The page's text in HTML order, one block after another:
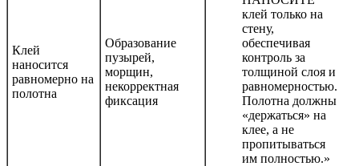
Клей
наносится
равномерно на
полотна
Образование
пузырей,
морщин,
некорректная
фиксация
клей только на
стену,
обеспечивая
контроль за
толщиной слоя и
равномерностью.
Полотна должны
«держаться» на
клее, а не
пропитываться
им полностью.»